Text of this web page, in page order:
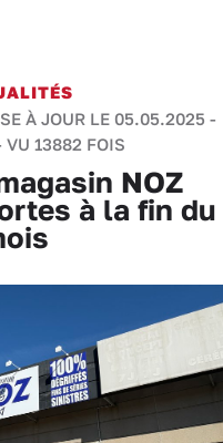
À JOUR LE 05.05.2025 -
VU 13882 FOIS
NOZ
à la fin du